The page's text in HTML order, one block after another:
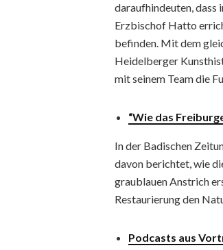
daraufhindeuten, dass
Erzbischof Hatto
befinden. Mit dem
Heidelberger
mit seinem Team die
“Wie das
In der Badischen
davon berichtet, wie
graublauen Anstrich
Restaurierung den
Podcasts aus